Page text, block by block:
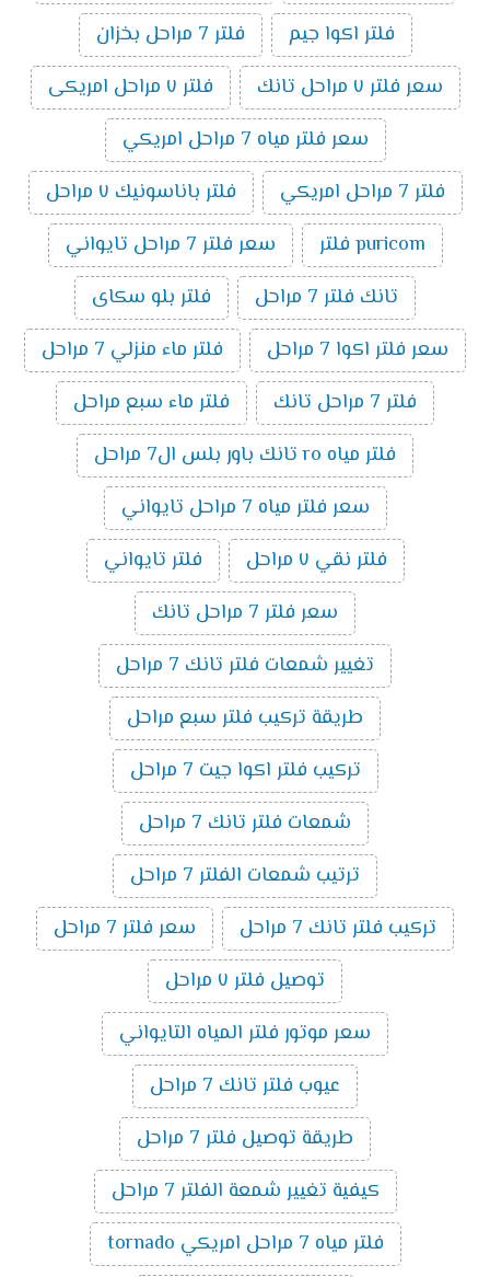
فلتر اكوا جيم
فلتر 7 مراحل بخزان
سعر فلتر ٧ مراحل تانك
فلتر ٧ مراحل امريكى
سعر فلتر مياه 7 مراحل امريكي
فلتر 7 مراحل امريكي
فلتر باناسونيك ٧ مراحل
puricom فلتر
سعر فلتر 7 مراحل تايواني
تانك فلتر 7 مراحل
فلتر بلو سكاى
سعر فلتر اكوا 7 مراحل
فلتر ماء منزلي 7 مراحل
فلتر 7 مراحل تانك
فلتر ماء سبع مراحل
فلتر مياه ro تانك باور بلس ال7 مراحل
سعر فلتر مياه 7 مراحل تايواني
فلتر نقي ٧ مراحل
فلتر تايواني
سعر فلتر 7 مراحل تانك
تغيير شمعات فلتر تانك 7 مراحل
طريقة تركيب فلتر سبع مراحل
تركيب فلتر اكوا جيت 7 مراحل
شمعات فلتر تانك 7 مراحل
ترتيب شمعات الفلتر 7 مراحل
تركيب فلتر تانك 7 مراحل
سعر فلتر 7 مراحل
توصيل فلتر ٧ مراحل
سعر موتور فلتر المياه التايواني
عيوب فلتر تانك 7 مراحل
طريقة توصيل فلتر 7 مراحل
كيفية تغيير شمعة الفلتر 7 مراحل
فلتر مياه 7 مراحل امريكي tornado